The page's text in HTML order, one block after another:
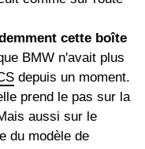
cette boîte
BMW n'avait plus
depuis un moment.
prend le pas sur la
aussi sur le
du modèle de